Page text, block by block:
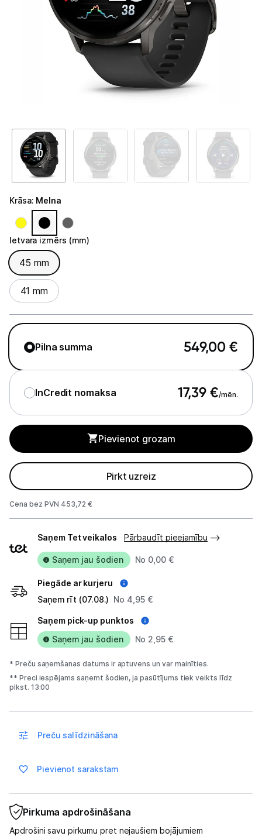
Telefoni, planšetdatori
Viedierīces
Viedpulksteņi un aproces
Viedpulksteņi
Fitnesa aproces
Aksesuāri viedpulksteņiem
Izklaide un atpūta
Video
GPS
Elektrostacijas un saules paneļi
Zāles pļāvēji roboti
Sadzīves tehnika
Skaistumkopšana
Piederumi sportam
Viedpulksteņi
Sporta kameras
Masāžas ierīces
GPS
Ražotāju atjaunota tehnika
Vēlmju saraksts
Blogs
Piegāde un apmaksa
Tet pakalpojumi
Kontakti
Krāsa: Melna
Ietvara izmērs (mm)
Ietvara izmērs (mm)
45 mm
41 mm
Pilna summa 549,00 €
InCredit nomaksa 17,39 €/mēn.
Pievienot grozam
Pirkt uzreiz
Cena bez PVN 453,72 €
veidi
Saņem Tet veikalos Pārbaudīt pieejamību
Saņem jau šodien No 0,00 €
Piegāde ar kurjeru
Saņem rīt (07.08.) No 4,95 €
Saņem pick-up punktos
Saņem jau šodien
No 2,95 €
* Preču saņemšanas datums ir aptuvens un var mainīties.
** Preci iespējams saņemt šodien, ja pasūtījums tiek veikts līdz
plkst. 13:00
Preču salīdzināšana
Pievienot sarakstam
Pirkuma apdrošināšana
Apdrošini savu pirkumu pret nejaušiem bojājumiem